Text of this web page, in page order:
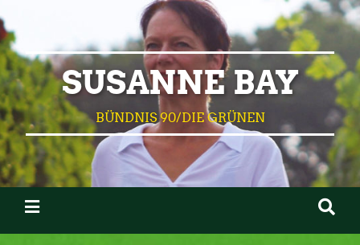
SUSANNE BAY
BÜNDNIS 90/DIE GRÜNEN